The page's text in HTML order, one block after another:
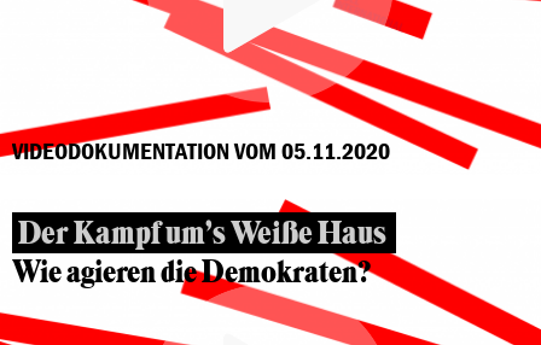
VIDEODOKUMENTATION VOM 05.11.2020
Der Kampf um’s Weiße Haus
Wie agieren die Demokraten?